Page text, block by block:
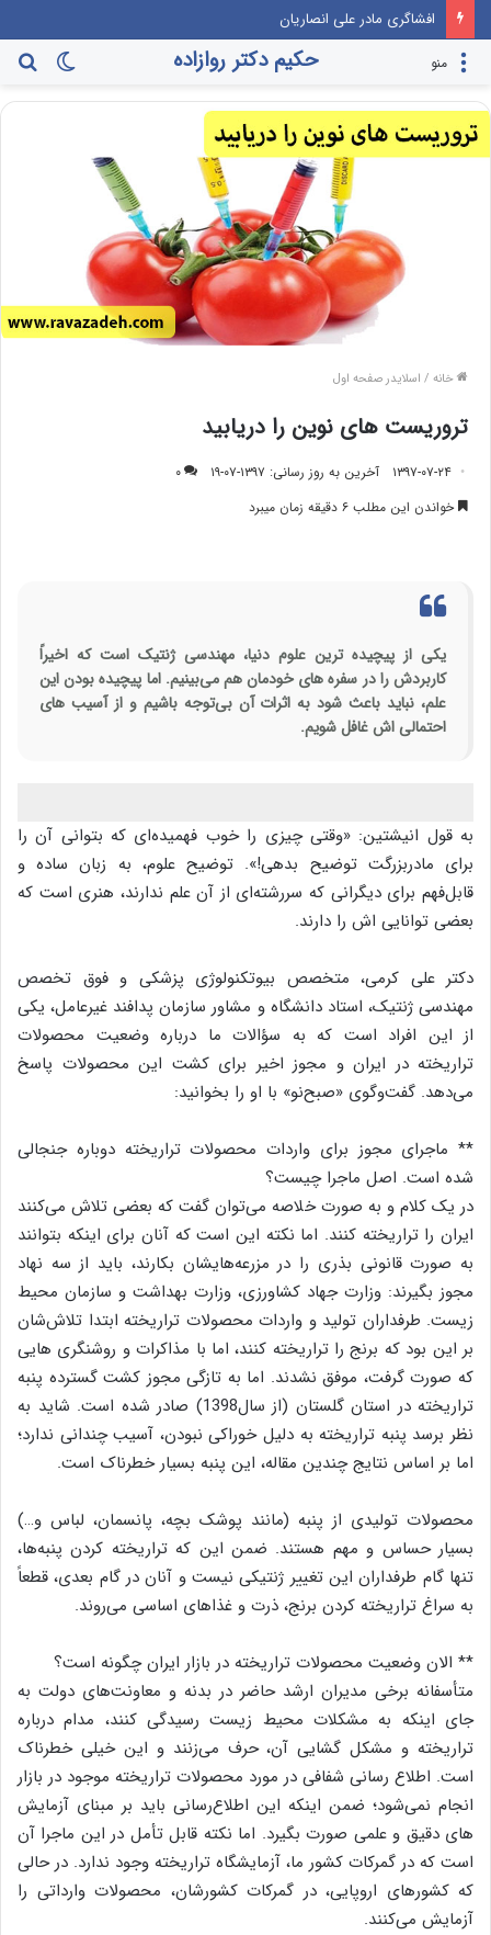
تغییر
پوسته
حکیم دکتر روازاده منو
خانه / اسلایدر صفحه اول
تروریست ‌های نوین را دریابید
۱۳۹۷-۰۷-۲۴ آخرین به روز رسانی: ۱۳۹۷-۰۷-۱۹
۰
خواندن این مطلب ۶ دقیقه زمان میبرد
یکی از پیچیده‌ ترین علوم دنیا، مهندسی ژنتیک است که اخیراً
کاربردش را در سفره ‌های خودمان هم می‌بینیم. اما پیچیده بودن این
علم، نباید باعث شود به اثرات آن بی‌توجه باشیم و از آسیب‌ های
احتمالی ‌اش غافل شویم.
به قول انیشتین: «وقتی چیزی را خوب فهمیده‌ای که بتوانی آن را
برای مادربزرگت توضیح بدهی!». توضیح علوم، به زبان ساده و
قابل‌فهم برای دیگرانی که سررشته‌ای از آن علم ندارند، هنری است که
بعضی توانایی ‌اش را دارند.
دکتر علی کرمی، متخصص بیوتکنولوژی پزشکی و فوق تخصص
مهندسی ژنتیک، استاد دانشگاه و مشاور سازمان پدافند غیرعامل، یکی
از این افراد است که به سؤالات ما درباره وضعیت محصولات
تراریخته در ایران و مجوز اخیر برای کشت این محصولات پاسخ
می‌دهد. گفت‌و‌گوی «صبح‌نو» با او را بخوانید:
** ماجرای مجوز برای واردات محصولات تراریخته دوباره جنجالی
شده است. اصل ماجرا چیست؟
در یک کلام و به صورت خلاصه می‌توان گفت که بعضی تلاش می‌کنند
ایران را تراریخته کنند. اما نکته این است که آنان برای اینکه بتوانند
به صورت قانونی بذری را در مزرعه‌هایشان بکارند، باید از سه نهاد
مجوز بگیرند: وزارت جهاد کشاورزی، وزارت بهداشت و سازمان محیط
‌زیست. طرفداران تولید و واردات محصولات تراریخته ابتدا تلاش‌شان
بر این بود که برنج را تراریخته کنند، اما با مذاکرات و روشنگری ‌هایی
که صورت گرفت، موفق نشدند. اما به تازگی مجوز کشت گسترده پنبه
تراریخته در استان گلستان (از سال‌1398) صادر شده است. شاید به
نظر برسد پنبه تراریخته به دلیل خوراکی نبودن، آسیب چندانی ندارد؛
اما بر اساس نتایج چندین مقاله، این پنبه بسیار خطرناک است.
محصولات تولیدی از پنبه (مانند پوشک بچه، پانسمان، لباس و…)
بسیار حساس و مهم هستند. ضمن این که تراریخته کردن پنبه‌ها،
تنها گام طرفداران این تغییر ژنتیکی نیست و آنان در گام بعدی، قطعاً
به سراغ تراریخته کردن برنج، ذرت و غذاهای اساسی می‌روند.
** الان وضعیت محصولات تراریخته در بازار ایران چگونه است؟
متأسفانه برخی مدیران ارشد حاضر در بدنه و معاونت‌های دولت به
جای اینکه به مشکلات محیط‌ زیست رسیدگی کنند، مدام درباره
تراریخته و مشکل ‌گشایی آن، حرف می‌زنند و این خیلی خطرناک
است. اطلاع ‌رسانی شفافی در مورد محصولات تراریخته موجود در بازار
انجام نمی‌شود؛ ضمن اینکه این اطلاع‌رسانی باید بر مبنای آزمایش‌
های دقیق و علمی صورت بگیرد. اما نکته قابل تأمل در این ماجرا آن
است که در گمرکات کشور ما، آزمایشگاه تراریخته وجود ندارد. در حالی
که کشورهای اروپایی، در گمرکات کشورشان، محصولات وارداتی را
آزمایش می‌کنند.